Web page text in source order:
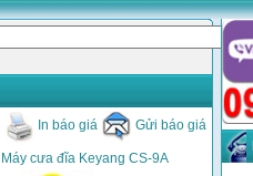
In báo giá Gửi báo giá
Máy cưa đĩa Keyang CS-9A